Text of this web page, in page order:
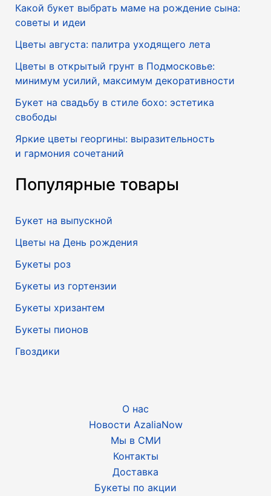
Какой букет выбрать маме на рождение сына:
советы и идеи
Цветы августа: палитра уходящего лета
Цветы в открытый грунт в Подмосковье:
минимум усилий, максимум декоративности
Букет на свадьбу в стиле бохо: эстетика
свободы
Яркие цветы георгины: выразительность
и гармония сочетаний
Популярные товары
Букет на выпускной
Цветы на День рождения
Букеты роз
Букеты из гортензии
Букеты хризантем
Букеты пионов
Гвоздики
О нас
Новости AzaliaNow
Мы в СМИ
Контакты
Доставка
Букеты по акции